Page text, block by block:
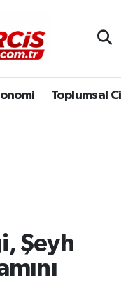
Toplumsal
Şeyh